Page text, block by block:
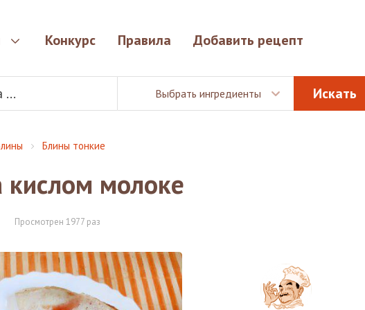
Конкурс Правила Добавить рецепт
Выбрать ингредиенты
Блины тонкие
молоке
Просмотрен 1977 раз